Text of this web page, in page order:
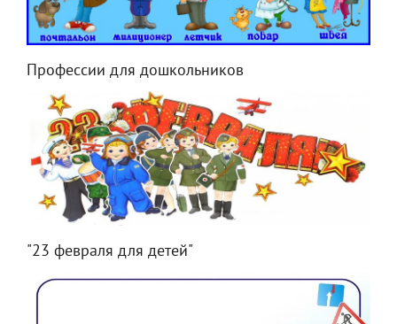
Профессии для дошкольников
"23 февраля для детей"